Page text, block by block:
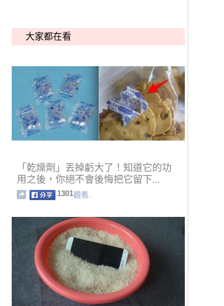
大家都在看
「乾燥劑」丟掉虧大了！知道它的功
用之後，你絕不會後悔把它留下...
1301觀看.